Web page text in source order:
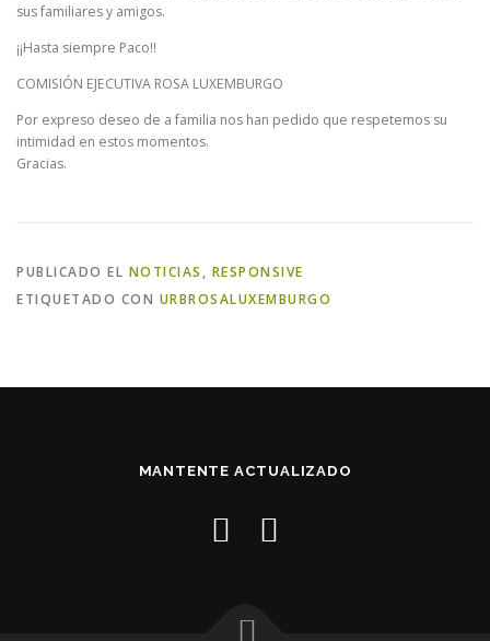
sus familiares y amigos.
¡¡Hasta siempre Paco!!
COMISIÓN EJECUTIVA ROSA LUXEMBURGO
Por expreso deseo de a familia nos han pedido que respetemos su
intimidad en estos momentos.
Gracias.
PUBLICADO EL NOTICIAS, RESPONSIVE
ETIQUETADO CON URBROSALUXEMBURGO
MANTENTE ACTUALIZADO